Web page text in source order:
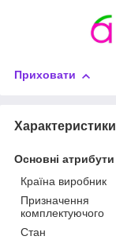
Приховати
Характеристики
Основні атрибути
Країна виробник
Призначення
комплектуючого
Стан